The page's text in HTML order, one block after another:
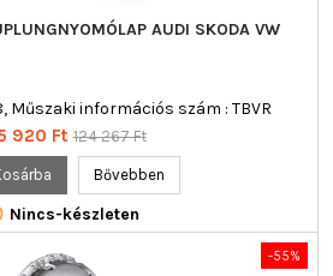
AUDI SKODA VW
Műszaki információs szám : TBVR
920 Ft Normál
124 267 Ft
Bővebben
Nincs-készleten
-55%